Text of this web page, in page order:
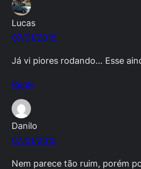
Lucas
07/01/2015
Já vi piores rodando… Esse
Reply
Danilo
07/01/2015
Nem parece tão ruim, porém